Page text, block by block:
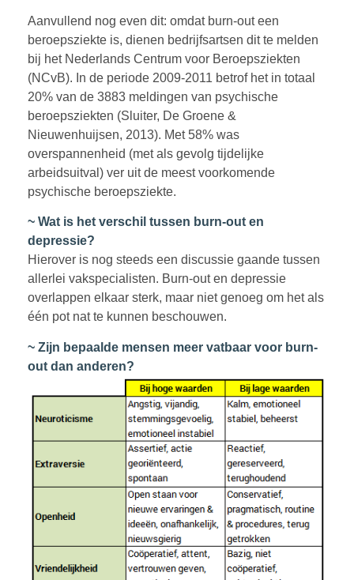
Aanvullend nog even dit: omdat burn-out een
beroepsziekte is, dienen bedrijfsartsen dit te melden
bij het Nederlands Centrum voor Beroepsziekten
(NCvB). In de periode 2009-2011 betrof het in totaal
20% van de 3883 meldingen van psychische
beroepsziekten (Sluiter, De Groene &
Nieuwenhuijsen, 2013). Met 58% was
overspannenheid (met als gevolg tijdelijke
arbeidsuitval) ver uit de meest voorkomende
psychische beroepsziekte.
~ Wat is het verschil tussen burn-out en
depressie?
Hierover is nog steeds een discussie gaande tussen
allerlei vakspecialisten. Burn-out en depressie
overlappen elkaar sterk, maar niet genoeg om het als
één pot nat te kunnen beschouwen.
~ Zijn bepaalde mensen meer vatbaar voor burn-
out dan anderen?